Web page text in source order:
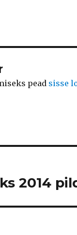
pead sisse
2014